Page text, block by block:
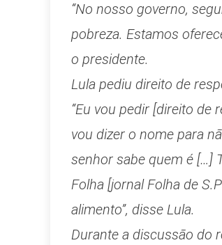
“No nosso governo,
pobreza. Estamos
o presidente.
Lula pediu direito de
“Eu vou pedir [direito
vou dizer o nome para
senhor sabe quem é […]
Folha [jornal Folha de
alimento”, disse Lula.
Durante a discussão do